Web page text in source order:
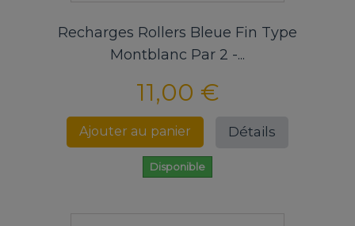
Recharges Rollers Bleue Fin Type
Montblanc Par 2 -...
11,00 €
Ajouter au panier Détails
Disponible